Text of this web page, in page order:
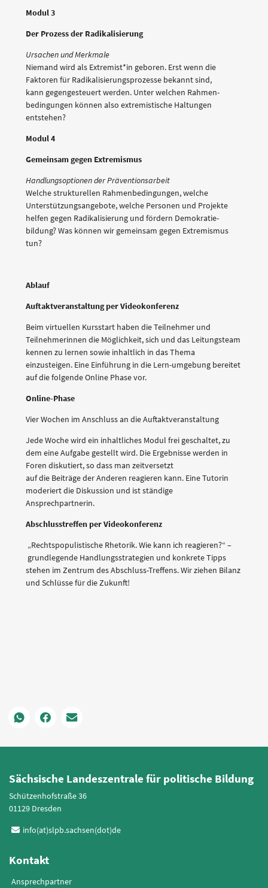
Modul 3
Der Prozess der Radikalisierung
Ursachen und Merkmale
Niemand wird als Extremist*in geboren. Erst wenn die
Faktoren für Radikalisierungsprozesse bekannt sind,
kann gegengesteuert werden. Unter welchen Rahmen-
bedingungen können also extremistische Haltungen
entstehen?
Modul 4
Gemeinsam gegen Extremismus
Handlungsoptionen der Präventionsarbeit
Welche strukturellen Rahmenbedingungen, welche
Unterstützungsangebote, welche Personen und Projekte
helfen gegen Radikalisierung und fördern Demokratie-
bildung? Was können wir gemeinsam gegen Extremismus
tun?
Ablauf
Auftaktveranstaltung per Videokonferenz
Beim virtuellen Kursstart haben die Teilnehmer und
Teilnehmerinnen die Möglichkeit, sich und das Leitungsteam
kennen zu lernen sowie inhaltlich in das Thema
einzusteigen. Eine Einführung in die Lern-umgebung bereitet
auf die folgende Online Phase vor.
Online-Phase
Vier Wochen im Anschluss an die Auftaktveranstaltung
Jede Woche wird ein inhaltliches Modul frei geschaltet, zu
dem eine Aufgabe gestellt wird. Die Ergebnisse werden in
Foren diskutiert, so dass man zeitversetzt
auf die Beiträge der Anderen reagieren kann. Eine Tutorin
moderiert die Diskussion und ist ständige
Ansprechpartnerin.
Abschlusstreffen per Videokonferenz
„Rechtspopulistische Rhetorik. Wie kann ich reagieren?“ –
grundlegende Handlungsstrategien und konkrete Tipps
stehen im Zentrum des Abschluss-Treffens. Wir ziehen Bilanz
und Schlüsse für die Zukunft!
Sächsische Landeszentrale für politische Bildung
Schützenhofstraße 36
01129 Dresden
info(at)slpb.sachsen(dot)de
Kontakt
Ansprechpartner